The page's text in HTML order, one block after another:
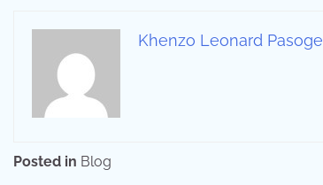
Khenzo Leonard Pasoge
Posted in Blog